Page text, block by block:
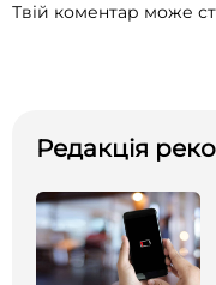
Твій коментар може
Редакція